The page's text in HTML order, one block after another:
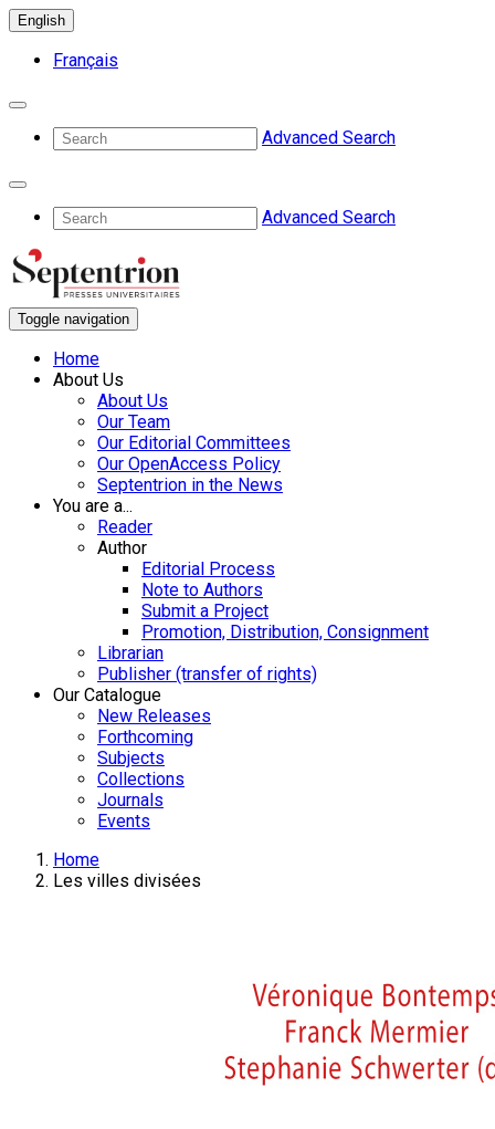
English
Français
Advanced Search
Advanced Search
Toggle navigation
Home
About Us
About Us
Our Team
Our Editorial Committees
Our OpenAccess Policy
Septentrion in the News
You are a...
Reader
Author
Editorial Process
Note to Authors
Submit a Project
Promotion, Distribution, Consignment
Librarian
Publisher (transfer of rights)
Our Catalogue
New Releases
Forthcoming
Subjects
Collections
Journals
Events
Home
Les villes divisées